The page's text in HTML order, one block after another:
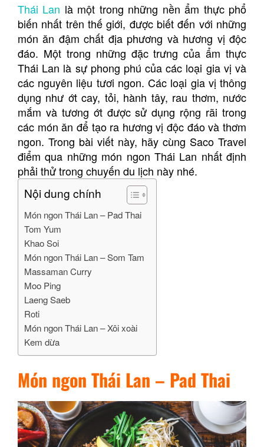
Thái Lan là một trong những nền ẩm thực phổ
biến nhất trên thế giới, được biết đến với những
món ăn đậm chất địa phương và hương vị độc
đáo. Một trong những đặc trưng của ẩm thực
Thái Lan là sự phong phú của các loại gia vị và
các nguyên liệu tươi ngon. Các loại gia vị thông
dụng như ớt cay, tỏi, hành tây, rau thơm, nước
mắm và tương ớt được sử dụng rộng rãi trong
các món ăn để tạo ra hương vị độc đáo và thơm
ngon. Trong bài viết này, hãy cùng Saco Travel
điểm qua những món ngon Thái Lan nhất định
phải thử trong chuyến du lịch này nhé.
Nội dung chính
Món ngon Thái Lan – Pad Thai
Tom Yum
Khao Soi
Món ngon Thái Lan – Som Tam
Massaman Curry
Moo Ping
Laeng Saeb
Roti
Món ngon Thái Lan – Xôi xoài
Kem dừa
Món ngon Thái Lan – Pad Thai